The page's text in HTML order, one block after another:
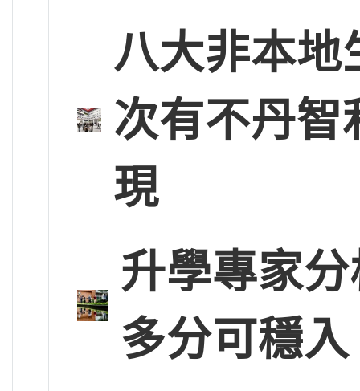
八大非本地
次有不丹智
現
升學專家
多分可穩